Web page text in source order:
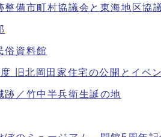
整備市町村協議会と東海地区協
俗資料館
旧北岡田家住宅の公開とイベ
跡／竹中半兵衛生誕の地